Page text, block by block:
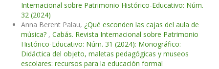
Internacional sobre Patrimonio Histórico-Educativo: Núm.
32 (2024)
Anna Berent Palau, ¿Qué esconden las cajas del aula de
música? , Cabás. Revista Internacional sobre Patrimonio
Histórico-Educativo: Núm. 31 (2024): Monográfico:
Didáctica del objeto, maletas pedagógicas y museos
escolares: recursos para la educación formal